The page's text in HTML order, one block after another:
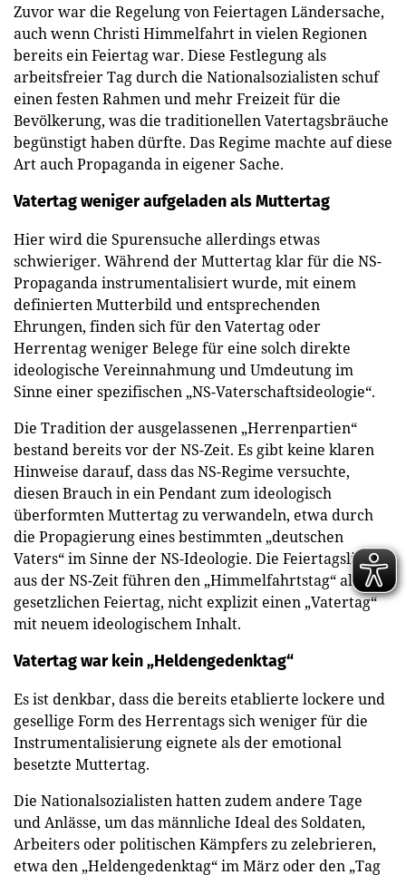
Zuvor war die Regelung von Feiertagen Ländersache,
auch wenn Christi Himmelfahrt in vielen Regionen
bereits ein Feiertag war. Diese Festlegung als
arbeitsfreier Tag durch die Nationalsozialisten schuf
einen festen Rahmen und mehr Freizeit für die
Bevölkerung, was die traditionellen Vatertagsbräuche
begünstigt haben dürfte. Das Regime machte auf diese
Art auch Propaganda in eigener Sache.
Vatertag weniger aufgeladen als Muttertag
Hier wird die Spurensuche allerdings etwas
schwieriger. Während der Muttertag klar für die NS-
Propaganda instrumentalisiert wurde, mit einem
definierten Mutterbild und entsprechenden
Ehrungen, finden sich für den Vatertag oder
Herrentag weniger Belege für eine solch direkte
ideologische Vereinnahmung und Umdeutung im
Sinne einer spezifischen „NS-Vaterschaftsideologie“.
Die Tradition der ausgelassenen „Herrenpartien“
bestand bereits vor der NS-Zeit. Es gibt keine klaren
Hinweise darauf, dass das NS-Regime versuchte,
diesen Brauch in ein Pendant zum ideologisch
überformten Muttertag zu verwandeln, etwa durch
die Propagierung eines bestimmten „deutschen
Vaters“ im Sinne der NS-Ideologie. Die Feiertagslisten
aus der NS-Zeit führen den „Himmelfahrtstag“ als
gesetzlichen Feiertag, nicht explizit einen „Vatertag“
mit neuem ideologischem Inhalt.
Vatertag war kein „Heldengedenktag“
Es ist denkbar, dass die bereits etablierte lockere und
gesellige Form des Herrentags sich weniger für die
Instrumentalisierung eignete als der emotional
besetzte Muttertag.
Die Nationalsozialisten hatten zudem andere Tage
und Anlässe, um das männliche Ideal des Soldaten,
Arbeiters oder politischen Kämpfers zu zelebrieren,
etwa den „Heldengedenktag“ im März oder den „Tag